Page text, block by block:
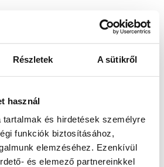
Részletek A sütikről
használ
tartalmak és hirdetések személyre
funkciók biztosításához,
elemzéséhez. Ezenkívül
és elemező partnereinkkel